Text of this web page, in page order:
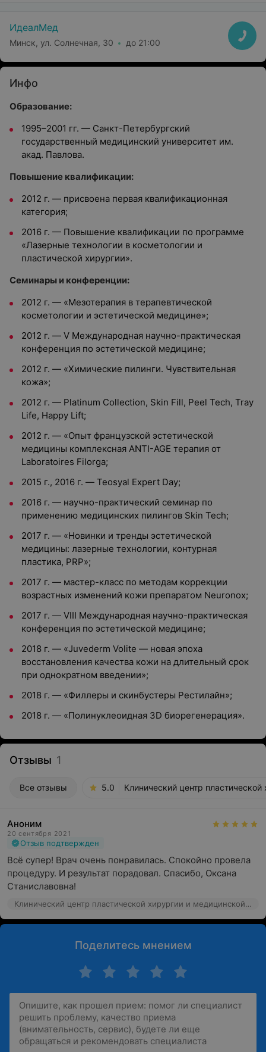
ИдеалМед
Минск, ул. Солнечная, 30 до 21:00
Инфо
Образование:
1995–2001 гг. — Санкт-Петербургский
государственный медицинский университет им.
акад. Павлова.
Повышение квалификации:
2012 г. — присвоена первая квалификационная
категория;
2016 г. — Повышение квалификации по программе
«Лазерные технологии в косметологии и
пластической хирургии».
Семинары и конференции:
2012 г. — «Мезотерапия в терапевтической
косметологии и эстетической медицине»;
2012 г. — V Международная научно-практическая
конференция по эстетической медицине;
2012 г. — «Химические пилинги. Чувствительная
кожа»;
2012 г. — Platinum Collection, Skin Fill, Peel Tech, Tray
Life, Happy Lift;
2012 г. — «Опыт французской эстетической
медицины комплексная ANTI-AGE терапия от
Laboratoires Filorga;
2015 г., 2016 г. — Teosyal Expert Day;
2016 г. — научно-практический семинар по
применению медицинских пилингов Skin Tech;
2017 г. — «Новинки и тренды эстетической
медицины: лазерные технологии, контурная
пластика, PRP»;
2017 г. — мастер-класс по методам коррекции
возрастных изменений кожи препаратом Neuronox;
2017 г. — VIII Международная научно-практическая
конференция по эстетической медицине;
2018 г. — «Juvederm Volite — новая эпоха
восстановления качества кожи на длительный срок
при однократном введении»;
2018 г. — «Филлеры и скинбустеры Рестилайн»;
2018 г. — «Полинуклеоидная 3D биорегенерация».
Отзывы 1
Все отзывы 5.0 Клинический центр
Аноним
20 сентября 2021
Отзыв подтвержден
Всё супер! Врач очень понравилась. Спокойно провела
процедуру. И результат порадовал. Спасибо, Оксана
Станиславовна!
Клинический центр пластической хирургии и медицинской косметологии, ул. Маяковского, 31
Поделитесь мнением